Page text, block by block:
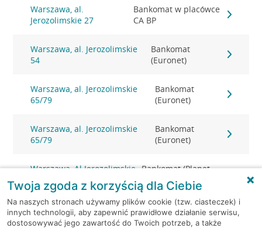
Warszawa, al.
Jerozolimskie 27
Bankomat w placówce
CA BP
Warszawa, al. Jerozolimskie
54
Bankomat
(Euronet)
Warszawa, al. Jerozolimskie
65/79
Bankomat
(Euronet)
Warszawa, al. Jerozolimskie
65/79
Bankomat
(Euronet)
Warszawa, Al.Jerozolimskie
87
Bankomat (Planet
Cash)
Warszawa, al. Jerozolimskie -
podziemia
Bankomat
(Euronet)
Twoja zgoda z korzyścią dla Ciebie
Na naszych stronach używamy plików cookie (tzw. ciasteczek) i
innych technologii, aby zapewnić prawidłowe działanie serwisu,
dostosowywać jego zawartość do Twoich potrzeb, a także